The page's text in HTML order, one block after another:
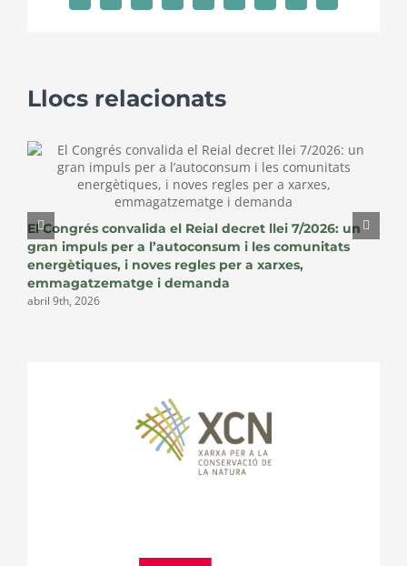
Llocs relacionats
El Congrés convalida el Reial decret llei 7/2026: un
gran impuls per a l’autoconsum i les comunitats
energètiques, i noves regles per a xarxes,
emmagatzematge i demanda
abril 9th, 2026